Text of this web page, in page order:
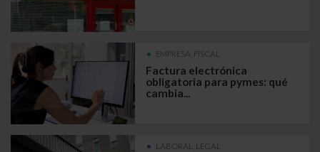
EMPRESA, FISCAL
Factura electrónica
obligatoria para pymes: qué
cambia...
LABORAL, LEGAL